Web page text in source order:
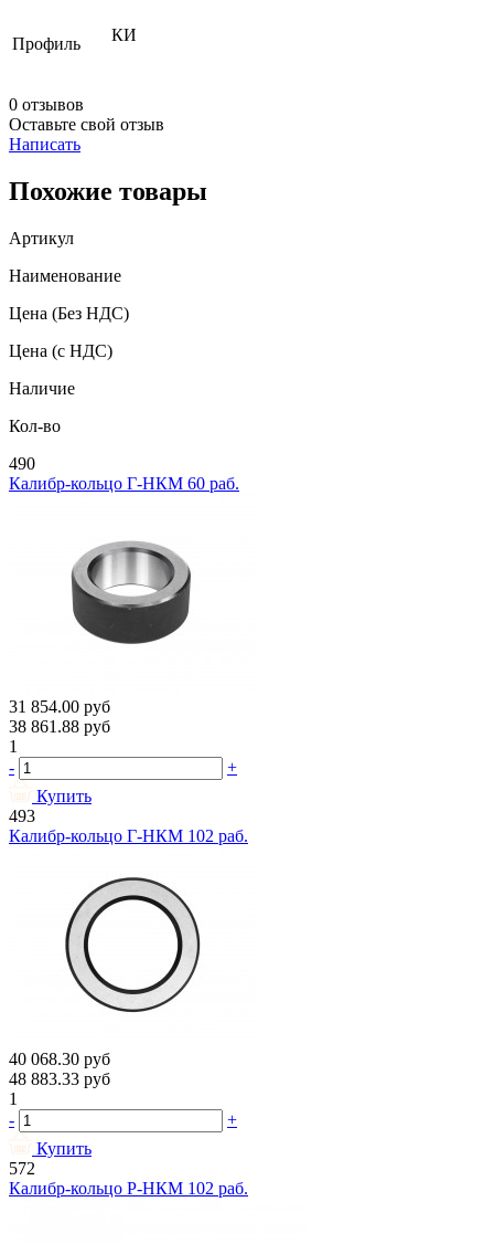
Профиль КИ
0 отзывов
Оставьте свой отзыв
Написать
Похожие товары
Артикул
Наименование
Цена (Без НДС)
Цена (с НДС)
Наличие
Кол-во
490
Калибр-кольцо Г-НКМ 60 раб.
31 854.00 руб
38 861.88 руб
1
-
+
Купить
493
Калибр-кольцо Г-НКМ 102 раб.
40 068.30 руб
48 883.33 руб
1
-
+
Купить
572
Калибр-кольцо Р-НКМ 102 раб.